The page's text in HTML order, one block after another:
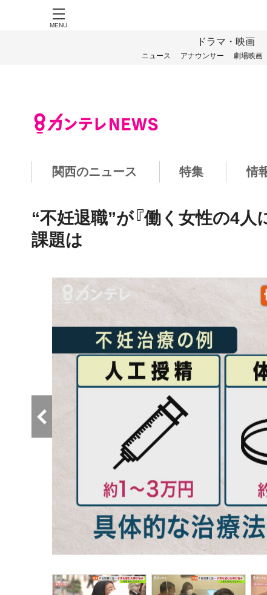
MENU
ドラマ・映画
ニュース アナウンサー 劇場映画
関西のニュース 特集 情
“不妊退職”が『働く女性の4
課題は